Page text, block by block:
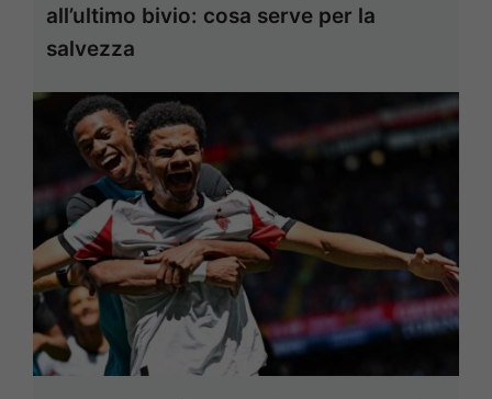
all’ultimo bivio: cosa serve per la
salvezza